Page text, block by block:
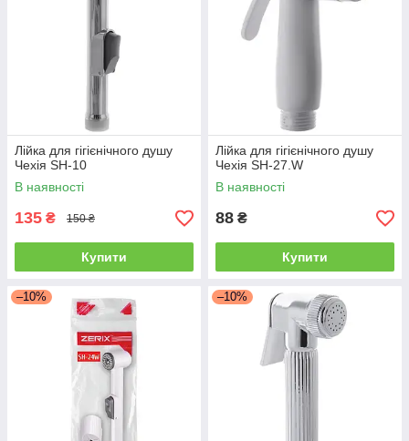
Лійка для гігієнічного душу
Чехія SH-10
В наявності
135 ₴ 150 ₴
Купити
Лійка для гігієнічного душу
Чехія SH-27.W
В наявності
88 ₴
Купити
–10% –10%